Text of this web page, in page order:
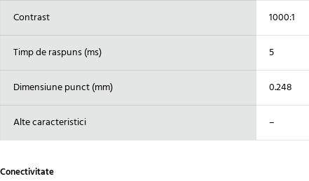
Contrast 1000:1
Timp de raspuns (ms) 5
Dimensiune punct (mm) 0.248
Alte caracteristici –
Conectivitate